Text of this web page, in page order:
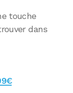
touche
dans